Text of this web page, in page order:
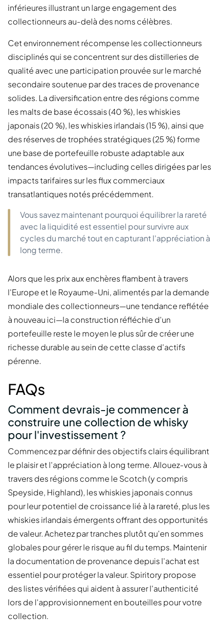
inférieures illustrant un large engagement des
collectionneurs au-delà des noms célèbres.
Cet environnement récompense les collectionneurs
disciplinés qui se concentrent sur des distilleries de
qualité avec une participation prouvée sur le marché
secondaire soutenue par des traces de provenance
solides. La diversification entre des régions comme
les malts de base écossais (40 %), les whiskies
japonais (20 %), les whiskies irlandais (15 %), ainsi que
des réserves de trophées stratégiques (25 %) forme
une base de portefeuille robuste adaptable aux
tendances évolutives—including celles dirigées par les
impacts tarifaires sur les flux commerciaux
transatlantiques notés précédemment.
Vous savez maintenant pourquoi équilibrer la rareté
avec la liquidité est essentiel pour survivre aux
cycles du marché tout en capturant l'appréciation à
long terme.
Alors que les prix aux enchères flambent à travers
l'Europe et le Royaume-Uni, alimentés par la demande
mondiale des collectionneurs—une tendance reflétée
à nouveau ici—la construction réfléchie d'un
portefeuille reste le moyen le plus sûr de créer une
richesse durable au sein de cette classe d'actifs
pérenne.
FAQs
Comment devrais-je commencer à
construire une collection de whisky
pour l'investissement ?
Commencez par définir des objectifs clairs équilibrant
le plaisir et l'appréciation à long terme. Allouez-vous à
travers des régions comme le Scotch (y compris
Speyside, Highland), les whiskies japonais connus
pour leur potentiel de croissance lié à la rareté, plus les
whiskies irlandais émergents offrant des opportunités
de valeur. Achetez par tranches plutôt qu'en sommes
globales pour gérer le risque au fil du temps. Maintenir
la documentation de provenance depuis l'achat est
essentiel pour protéger la valeur. Spiritory propose
des listes vérifiées qui aident à assurer l'authenticité
lors de l'approvisionnement en bouteilles pour votre
collection.